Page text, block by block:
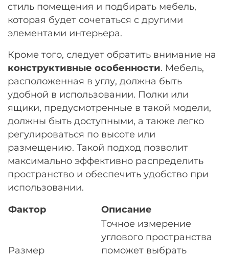
стиль помещения и подбирать мебель,
которая будет сочетаться с другими
элементами интерьера.
Кроме того, следует обратить внимание на
конструктивные особенности. Мебель,
расположенная в углу, должна быть
удобной в использовании. Полки или
ящики, предусмотренные в такой модели,
должны быть доступными, а также легко
регулироваться по высоте или
размещению. Такой подход позволит
максимально эффективно распределить
пространство и обеспечить удобство при
использовании.
Фактор Описание
Размер
Точное измерение
углового пространства
поможет выбрать